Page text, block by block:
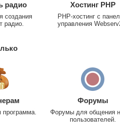
радио
создания
радио.
Хостинг PHP
PHP-хостинг с
управления
программа.
Форумы
Форумы для общения
пользователей.